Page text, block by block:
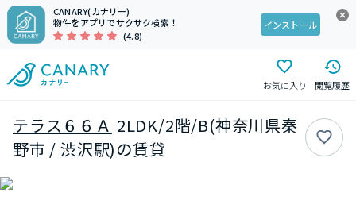
CANARY(カナリー)
物件をアプリでサクサク検索！
(4.8)
インストール
お気に入り 閲覧履歴
テラス６６Ａ 2LDK/2階/B(神奈川県秦
野市 / 渋沢駅)の賃貸